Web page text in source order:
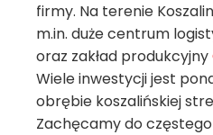
firmy. Na terenie
m.in. duże centrum
oraz zakład produkcyjny
Wiele inwestycji jest
obrębie koszalińskiej
Zachęcamy do